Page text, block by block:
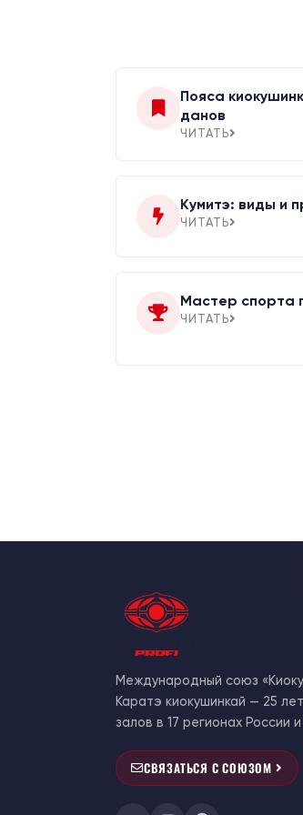
Пояса
данов
ЧИТАТЬ
Кумитэ: виды и
ЧИТАТЬ
Мастер спорта
ЧИТАТЬ
Международный союз
Каратэ киокушинкай — 25
залов в 17 регионах России
СВЯЗАТЬСЯ С СОЮЗОМ